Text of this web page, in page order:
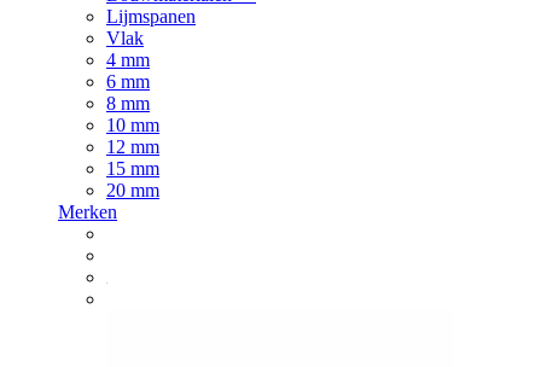
Lijmspanen
Vlak
4 mm
6 mm
8 mm
10 mm
12 mm
15 mm
20 mm
Merken